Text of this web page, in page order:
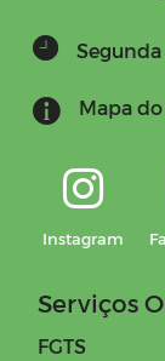
Segunda
Mapa
Instagram
Serviços
FGTS